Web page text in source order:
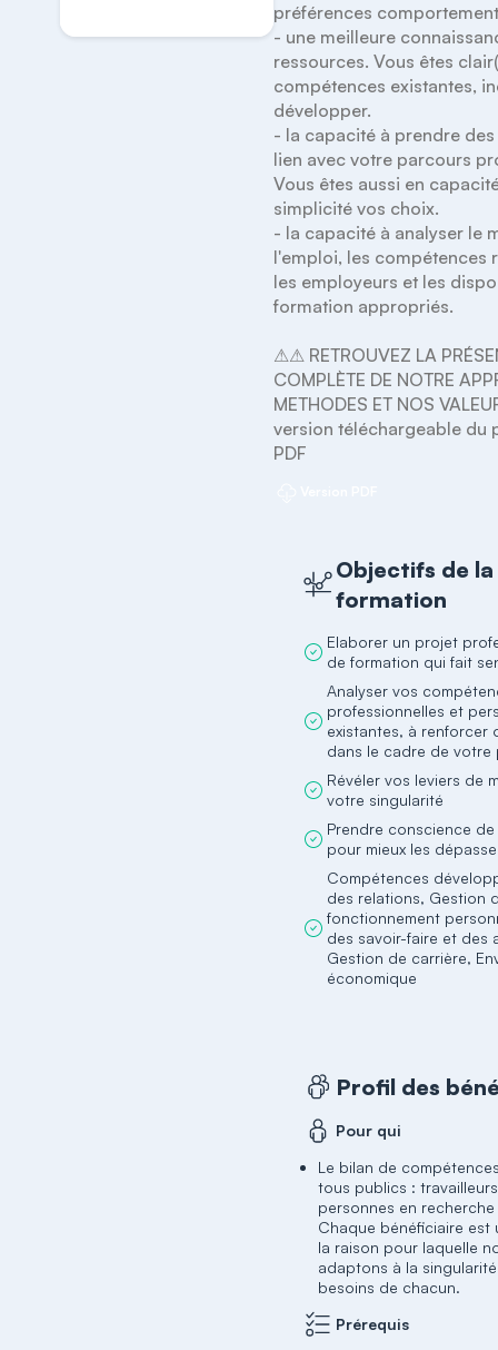
préférences
- une meilleure
ressources. Vous êtes
compétences existantes,
développer.
- la capacité à prendre
lien avec votre parcours
Vous êtes aussi en
simplicité vos choix.
- la capacité à analyser le
l'emploi, les compétences
les employeurs et les
formation appropriés.
⚠⚠ RETROUVEZ LA
COMPLÈTE DE NOTRE
METHODES ET NOS
version téléchargeable du
PDF
Objectifs de la
formation
Elaborer un projet
de formation qui fait
Analyser vos
professionnelles et
existantes, à renforcer
dans le cadre de votre
Révéler vos leviers de
votre singularité
Prendre conscience
pour mieux les
Compétences
des relations, Gestion
fonctionnement
des savoir-faire et des
Gestion de carrière,
économique
Profil des
Pour qui
Le bilan de
tous publics :
personnes en
Chaque bénéficiaire est
la raison pour laquelle
adaptons à la
besoins de chacun.
Prérequis